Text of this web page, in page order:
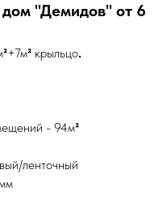
"Демидов" от 6
²+7м² крыльцо.
- 94м²
ленточный